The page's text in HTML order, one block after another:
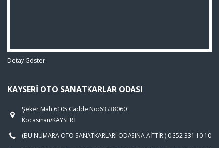
Detay Göster
KAYSERI OTO SANATKARLAR ODASI
Şeker Mah.6105.Cadde No:63 /38060
Kocasinan/KAYSERİ
(BU NUMARA OTO SANATKARLARI ODASINA AİTTİR.) 0 352 331 10 10